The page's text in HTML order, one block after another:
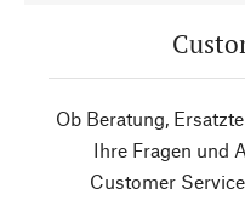
Ob Beratung,
Ihre Fragen und
Customer